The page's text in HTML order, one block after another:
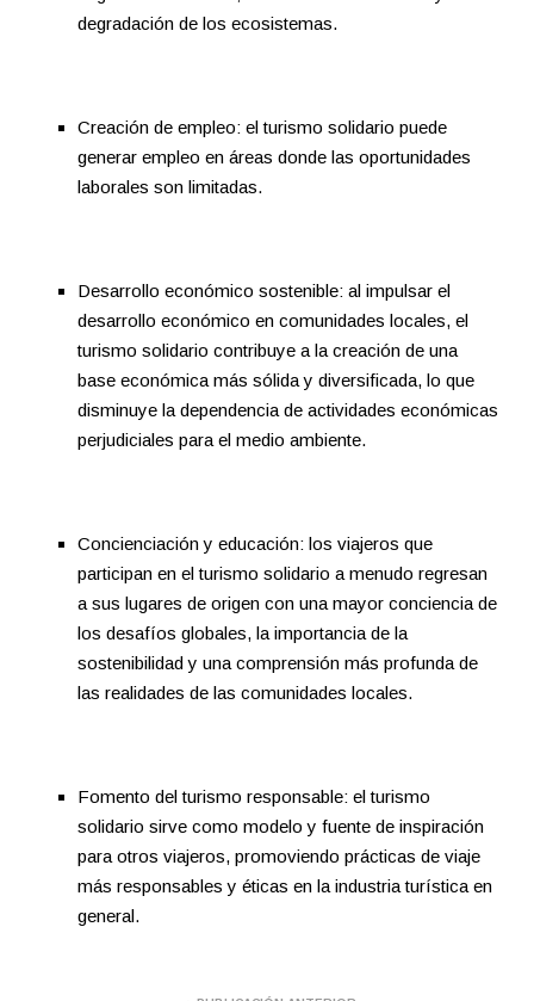
degradación de los ecosistemas.
Creación de empleo: el turismo solidario puede
generar empleo en áreas donde las oportunidades
laborales son limitadas.
Desarrollo económico sostenible: al impulsar el
desarrollo económico en comunidades locales, el
turismo solidario contribuye a la creación de una
base económica más sólida y diversificada, lo que
disminuye la dependencia de actividades económicas
perjudiciales para el medio ambiente.
Concienciación y educación: los viajeros que
participan en el turismo solidario a menudo regresan
a sus lugares de origen con una mayor conciencia de
los desafíos globales, la importancia de la
sostenibilidad y una comprensión más profunda de
las realidades de las comunidades locales.
Fomento del turismo responsable: el turismo
solidario sirve como modelo y fuente de inspiración
para otros viajeros, promoviendo prácticas de viaje
más responsables y éticas en la industria turística en
general.